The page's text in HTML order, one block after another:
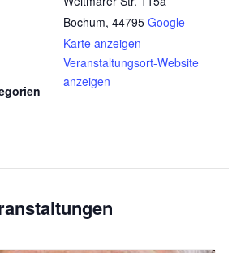
Bochum, 44795 Google
Karte anzeigen
Veranstaltungsort-Website
anzeigen